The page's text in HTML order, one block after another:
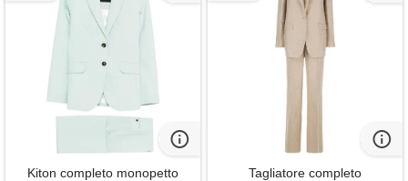
Kiton completo monopetto
Tagliatore completo